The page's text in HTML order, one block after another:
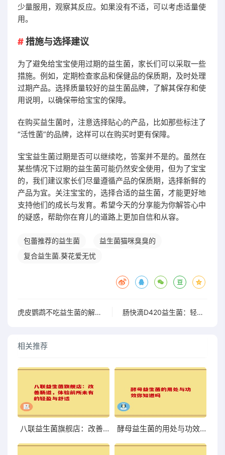
少量服用，观察其反应。如果没有不适，可以考虑适量使
用。
措施与选择建议
为了避免给宝宝使用过期的益生菌，家长们可以采取一些
措施。例如，定期检查家品和保健品的保质期，及时处理
过期产品。选择质量较好的益生菌品牌，了解其保存和使
用说明，以确保带给宝宝的保障。
在购买益生菌时，注意选择贴心的产品，比如那些标注了
“活性菌”的品牌，这样可以在购买时更有保障。
宝宝益生菌过期是否可以继续吃，答案并不是的。虽然在
某些情况下过期的益生菌可能仍然安全使用，但为了宝宝
的，我们建议家长们尽量遵循产品的保质期，选择新鲜的
产品为宜。关注宝宝的，选择合适的益生菌，才能更好地
支持他们的成长与发育。希望今天的分享能为你解答心中
的疑惑，帮助你在育儿的道路上更加自信和从容。
包蕾推荐的益生菌
益生菌猫咪臭臭的
复合益生菌.葵花爱无忧
虎皮鹦鹉不吃益生菌的解决方法与注意事项分享 肠快滴D420益生菌：轻松拥有畅顺肠道的快乐体验
相关推荐
八联益生菌旗舰店：改善肠道，体验前所未有的轻盈与舒适 酵母益生菌的用处与功效你知道吗